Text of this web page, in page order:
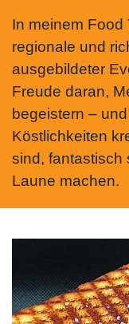
In meinem Food
regionale und
ausgebildeter
Freude daran,
begeistern –
Köstlichkeiten
sind, fantastisch
Laune machen.